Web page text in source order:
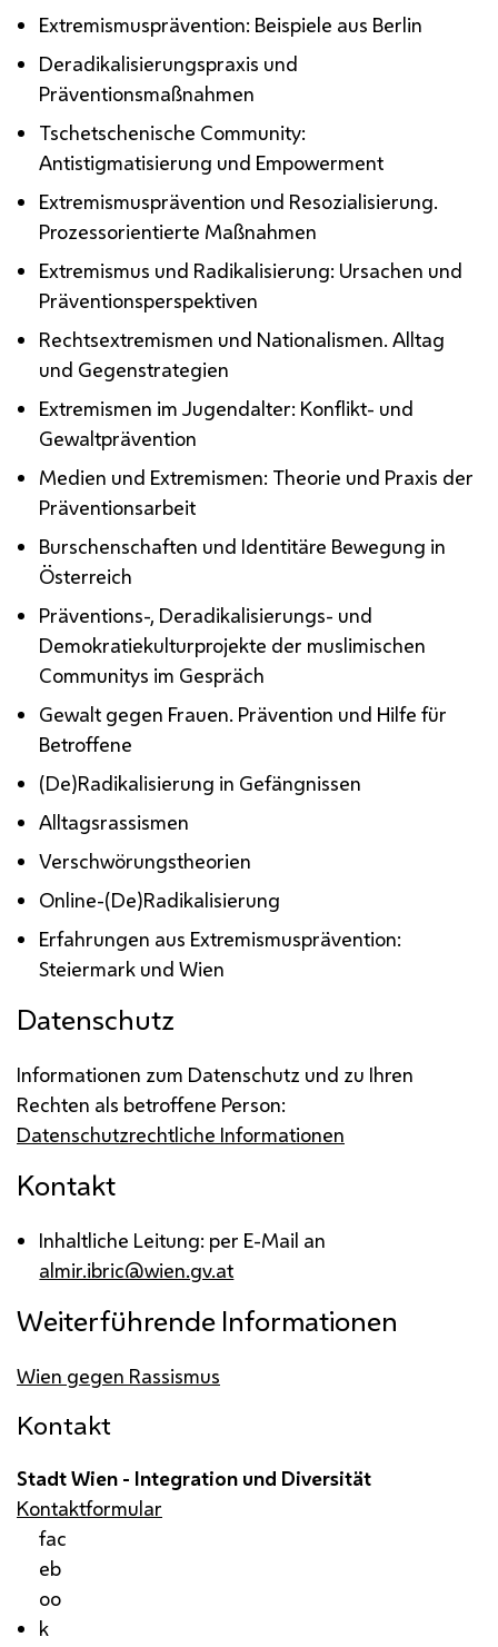
Extremismusprävention: Beispiele aus Berlin
Deradikalisierungspraxis und
Präventionsmaßnahmen
Tschetschenische Community:
Antistigmatisierung und Empowerment
Extremismusprävention und Resozialisierung.
Prozessorientierte Maßnahmen
Extremismus und Radikalisierung: Ursachen und
Präventionsperspektiven
Rechtsextremismen und Nationalismen. Alltag
und Gegenstrategien
Extremismen im Jugendalter: Konflikt- und
Gewaltprävention
Medien und Extremismen: Theorie und Praxis der
Präventionsarbeit
Burschenschaften und Identitäre Bewegung in
Österreich
Präventions-, Deradikalisierungs- und
Demokratiekulturprojekte der muslimischen
Communitys im Gespräch
Gewalt gegen Frauen. Prävention und Hilfe für
Betroffene
(De)Radikalisierung in Gefängnissen
Alltagsrassismen
Verschwörungstheorien
Online-(De)Radikalisierung
Erfahrungen aus Extremismusprävention:
Steiermark und Wien
Datenschutz
Informationen zum Datenschutz und zu Ihren
Rechten als betroffene Person:
Datenschutzrechtliche Informationen
Kontakt
Inhaltliche Leitung: per E-Mail an
almir.ibric@wien.gv.at
Weiterführende Informationen
Wien gegen Rassismus
Kontakt
Stadt Wien - Integration und Diversität
Kontaktformular
fac
eb
oo
k